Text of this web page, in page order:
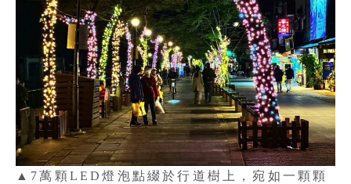
▲7萬顆LED燈泡點綴於行道樹上，宛如一顆顆